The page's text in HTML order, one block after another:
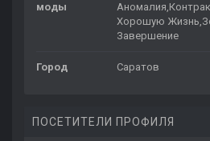
моды
Хорошую
Завершение
Город Саратов
ПОСЕТИТЕЛИ ПРОФИЛЯ